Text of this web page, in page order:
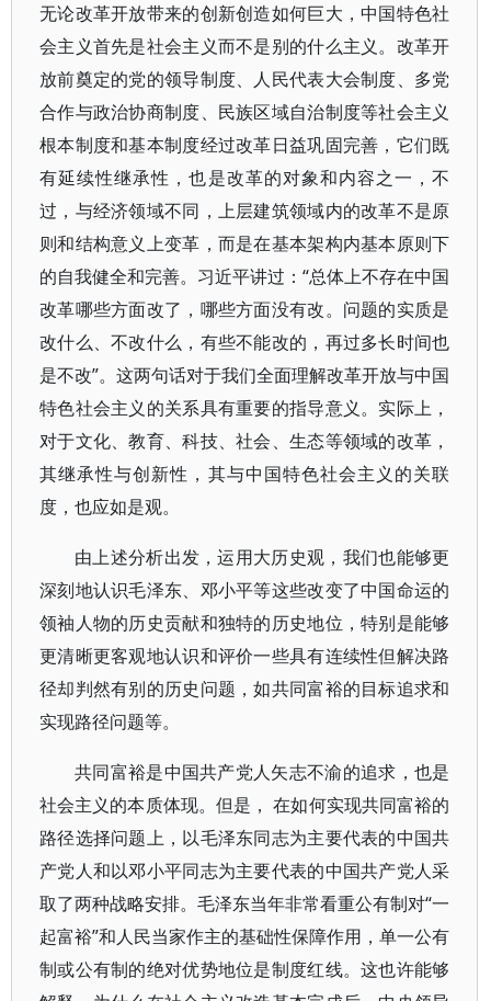
无论改革开放带来的创新创造如何巨大，中国特色社
会主义首先是社会主义而不是别的什么主义。改革开
放前奠定的党的领导制度、人民代表大会制度、多党
合作与政治协商制度、民族区域自治制度等社会主义
根本制度和基本制度经过改革日益巩固完善，它们既
有延续性继承性，也是改革的对象和内容之一，不
过，与经济领域不同，上层建筑领域内的改革不是原
则和结构意义上变革，而是在基本架构内基本原则下
的自我健全和完善。习近平讲过：“总体上不存在中国
改革哪些方面改了，哪些方面没有改。问题的实质是
改什么、不改什么，有些不能改的，再过多长时间也
是不改”。这两句话对于我们全面理解改革开放与中国
特色社会主义的关系具有重要的指导意义。实际上，
对于文化、教育、科技、社会、生态等领域的改革，
其继承性与创新性，其与中国特色社会主义的关联
度，也应如是观。
由上述分析出发，运用大历史观，我们也能够更
深刻地认识毛泽东、邓小平等这些改变了中国命运的
领袖人物的历史贡献和独特的历史地位，特别是能够
更清晰更客观地认识和评价一些具有连续性但解决路
径却判然有别的历史问题，如共同富裕的目标追求和
实现路径问题等。
共同富裕是中国共产党人矢志不渝的追求，也是
社会主义的本质体现。但是， 在如何实现共同富裕的
路径选择问题上，以毛泽东同志为主要代表的中国共
产党人和以邓小平同志为主要代表的中国共产党人采
取了两种战略安排。毛泽东当年非常看重公有制对“一
起富裕”和人民当家作主的基础性保障作用，单一公有
制或公有制的绝对优势地位是制度红线。这也许能够